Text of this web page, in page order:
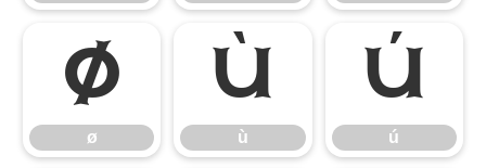
ø
ø
ù
ù
ú
ú